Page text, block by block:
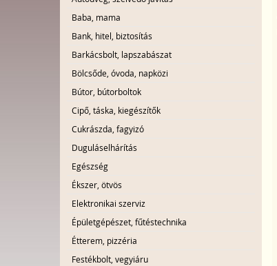
Baba, mama
Bank, hitel, biztosítás
Barkácsbolt, lapszabászat
Bölcsőde, óvoda, napközi
Bútor, bútorboltok
Cipő, táska, kiegészítők
Cukrászda, fagyizó
Duguláselhárítás
Egészség
Ékszer, ötvös
Elektronikai szerviz
Épületgépészet, fűtéstechnika
Étterem, pizzéria
Festékbolt, vegyiáru